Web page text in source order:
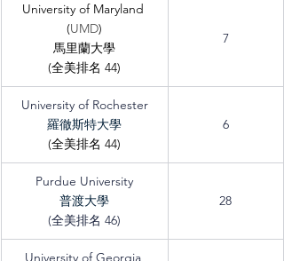
University of Maryland
(UMD)
馬里蘭大學
(全美排名 44)
7
University of Rochester
羅徹斯特大學
(全美排名 44)
6
Purdue University
普渡大學
(全美排名 46)
28
University of Georgia